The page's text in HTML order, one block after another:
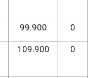
99.900 0
109.900 0